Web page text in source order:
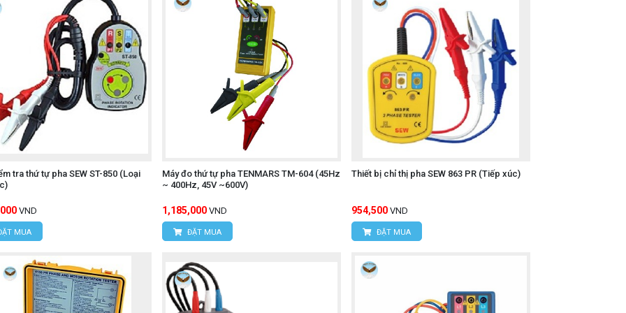
việc: Màn hình hiển thị đồng thời thứ tự pha và điện áp giúp dễ dàng chụp ảnh làm bằng chứng
IV 600V, đảm bảo an toàn tối đa cho người sử dụng khi làm việc với các hệ thống điện áp cao.
AA (LR6).
giờ (khi đèn nền tắt, ở chế độ chờ).
(W) × 146 mm (H) × 46 mm (D), nặng khoảng 590 g (bao gồm pin), khá gọn gàng và dễ mang
bao gồm:
tra thứ tự pha SEW ST-850 (Loại
VND
MUA
Máy đo thứ tự pha TENMARS TM-604 (45Hz
~ 400Hz, 45V ~600V)
1,185,000 VND
ĐẶT MUA
Thiết bị chỉ thị pha SEW 863 PR (Tiếp xúc)
954,500 VND
ĐẶT MUA